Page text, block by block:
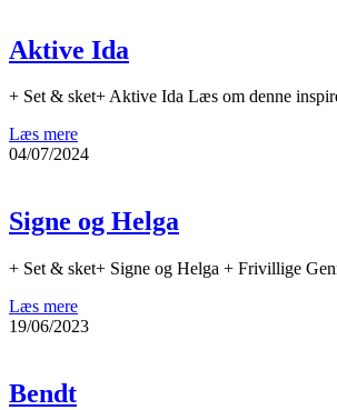
Aktive Ida
+ Set & sket+ Aktive Ida Læs om denne
Læs mere
04/07/2024
Signe og Helga
+ Set & sket+ Signe og Helga + Frivillige
Læs mere
19/06/2023
Bendt